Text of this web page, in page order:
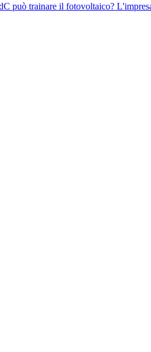
può trainare il fotovoltaico?